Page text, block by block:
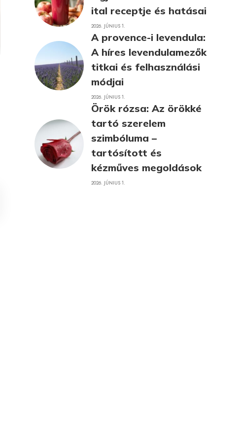
ital receptje és hatásai
2026. JÚNIUS 1.
A provence-i levendula:
A híres levendulamezők
titkai és felhasználási
módjai
2026. JÚNIUS 1.
Örök rózsa: Az örökké
tartó szerelem
szimbóluma –
tartósított és
kézműves megoldások
2026. JÚNIUS 1.